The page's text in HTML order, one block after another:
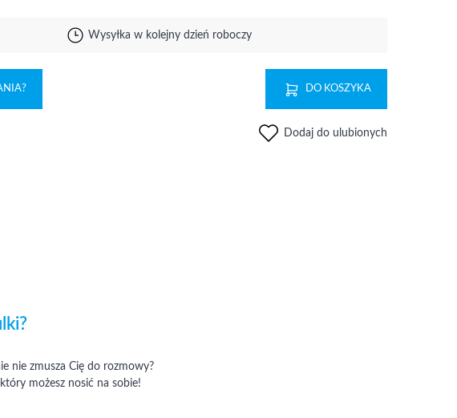
Wysyłka w kolejny dzień roboczy
DO KOSZYKA
Dodaj do ulubionych
nie zmusza Cię do rozmowy?
możesz nosić na sobie!